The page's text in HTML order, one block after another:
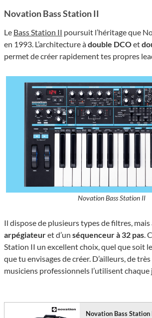
Novation Bass Station II
Le Bass Station II poursuit l’héritage que
en 1993. L’architecture àdouble DCOet
permet de créer rapidement tes propres
Novation Bass Station II
Il dispose de plusieurs types de filtres, mais
arpégiateuret d’un séquenceur à 32 pas.
Station II un excellent choix, quel que soit
que tu envisages de créer. D’ailleurs, de
musiciens professionnels l’utilisent chaque
Novation Bass Station